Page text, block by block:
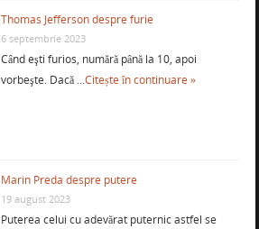
Thomas Jefferson despre furie
6 septembrie 2023
Când eşti furios, numără până la 10, apoi
vorbeşte. Dacă …Citește în continuare »
Marin Preda despre putere
19 august 2023
Puterea celui cu adevărat puternic astfel se